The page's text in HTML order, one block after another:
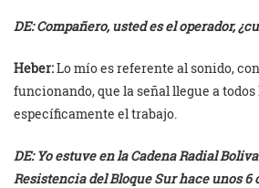
DE: Compañero, usted es el operador,
Heber:Lo mío es referente al sonido,
funcionando, que la señal llegue a todos
específicamente el trabajo.
DE: Yo estuve en la Cadena Radial
Resistencia del Bloque Sur hace unos 6